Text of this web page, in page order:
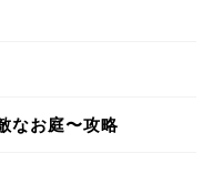
なお庭〜攻略